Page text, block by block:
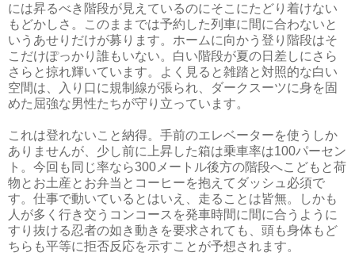
には昇るべき階段が見えているのにそこにたどり着けない
もどかしさ。このままでは予約した列車に間に合わないと
いうあせりだけが募ります。ホームに向かう登り階段はそ
こだけぽっかり誰もいない。白い階段が夏の日差しにさら
さらと掠れ輝いています。よく見ると雑踏と対照的な白い
空間は、入り口に規制線が張られ、ダークスーツに身を固
めた屈強な男性たちが守り立っています。
これは登れないこと納得。手前のエレベーターを使うしか
ありませんが、少し前に上昇した箱は乗車率は100パーセン
ト。今回も同じ率なら300メートル後方の階段へこどもと荷
物とお土産とお弁当とコーヒーを抱えてダッシュ必須で
す。仕事で動いているとはいえ、走ることは皆無。しかも
人が多く行き交うコンコースを発車時間に間に合うように
すり抜ける忍者の如き動きを要求されても、頭も身体もど
ちらも平等に拒否反応を示すことが予想されます。